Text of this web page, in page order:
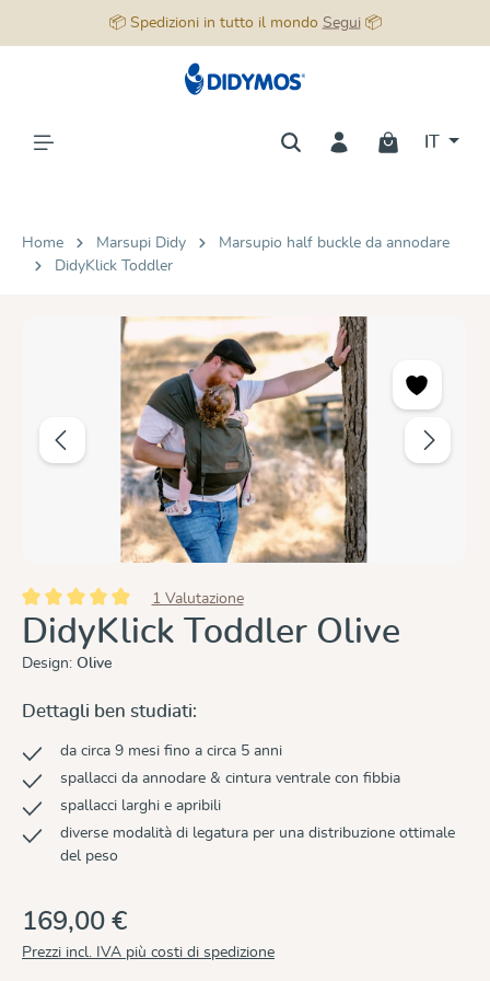
📦 Spedizioni in tutto il mondo Segui📦
Home Marsupi Didy
Marsupio half buckle da annodare
DidyKlick Toddler
Salta la galleria di immagini
Valutazione media di 5 su 5 stelle
1 Valutazione
DidyKlick Toddler Olive
Design: Olive
Dettagli ben studiati:
da circa 9 mesi fino a circa 5 anni
spallacci da annodare & cintura ventrale con fibbia
spallacci larghi e apribili
diverse modalità di legatura per una distribuzione ottimale
del peso
169,00 €
Prezzi incl. IVA più costi di spedizione